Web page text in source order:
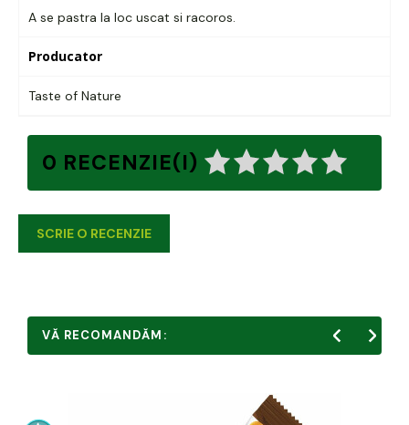
A se pastra la loc uscat si racoros.
Producator
Taste of Nature
0 RECENZIE(I)
SCRIE O RECENZIE
VĂ RECOMANDĂM: